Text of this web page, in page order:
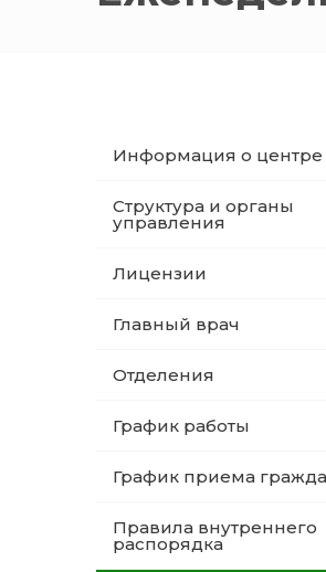
Информация о центре
Структура и органы
управления
Лицензии
Главный врач
Отделения
График работы
График приема
Правила внутреннего
распорядка